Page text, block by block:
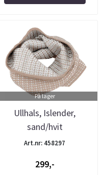
På lager
Ullhals, Islender,
sand/hvit
Art.nr: 458297
299,-